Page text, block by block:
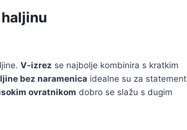
V-izrez se najbolje kombinira s kratkim
bez naramenica idealne su za statement
ovratnikom dobro se slažu s dugim